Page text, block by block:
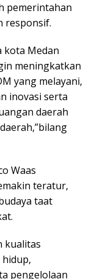
pemerintahan
responsif.
kota Medan
meningkatkan
yang melayani,
inovasi serta
daerah
Waas
teratur,
taat
kualitas
pengelolaan